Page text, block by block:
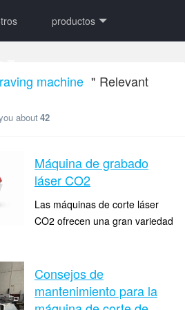
productos
machine ＂Relevant
about42
Máquina de grabado
láser CO2
Las máquinas de corte láser
CO2 ofrecen una gran variedad
como acrí, cuero, madera, tela,
plá...
Consejos de
mantenimiento para la